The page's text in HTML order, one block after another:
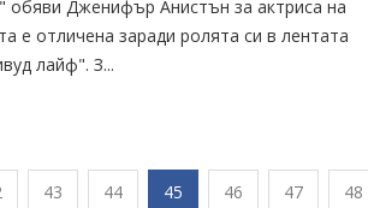
обяви Дженифър Анистън за актриса на
е отличена заради ролята си в лентата
лайф". З...
43 44 45 46 47 48